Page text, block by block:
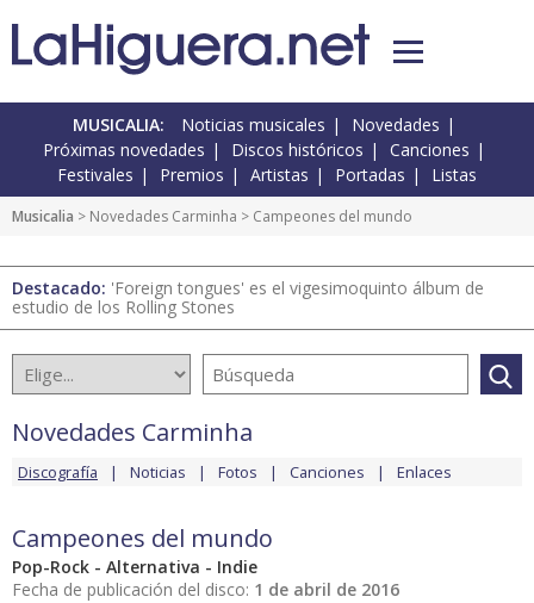
MUSICALIA: Noticias musicales
Novedades
Próximas novedades
Discos históricos
Canciones
Festivales
Premios Artistas Portadas Listas
Musicalia > Novedades Carminha > Campeones del mundo
Destacado: 'Foreign tongues' es el vigesimoquinto álbum de
estudio de los Rolling Stones
Novedades Carminha
Discografía Noticias Fotos Canciones Enlaces
Campeones del mundo
Pop-Rock - Alternativa - Indie
Fecha de publicación del disco: 1 de abril de 2016